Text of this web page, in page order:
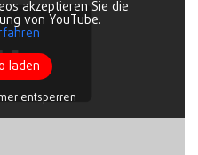
akzeptieren Sie die
von YouTube.
laden
entsperren